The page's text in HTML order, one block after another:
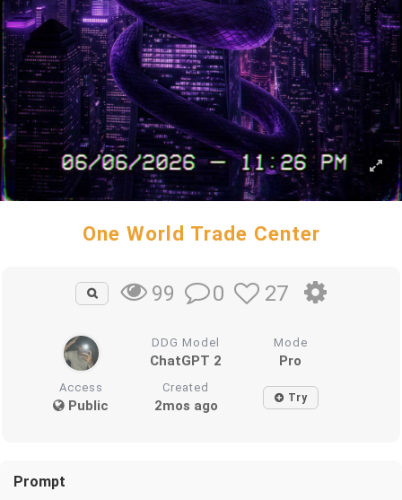
One World Trade Center
99 0 27
DDG Model
ChatGPT 2
Mode
Pro
Access
Public
Created
2mos ago Try
Prompt